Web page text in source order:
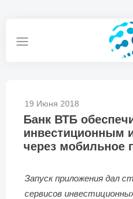
19 Июня 2018
Банк ВТБ
инвестиционным
через мобильное
Запуск приложения дал
сервисов